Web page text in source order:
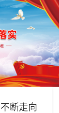
断走向